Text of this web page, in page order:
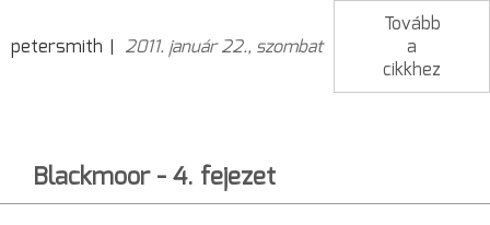
petersmith 2011. január 22., szombat
Tovább
a
cikkhez
Blackmoor - 4. fejezet